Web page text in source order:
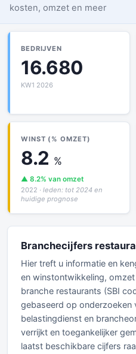
kosten, omzet en meer
BEDRIJVEN
16.680
KW1 2026
WINST (% OMZET)
8.2 %
▲ 8.2% van omzet
2022 · leden: tot 2024 en
huidige prognose
Branchecijfers
Hier treft u informatie en
en winstontwikkeling,
branche restaurants (SBI
gebaseerd op onderzoeken
belastingdienst en
verrijkt en toegankelijker
laatst beschikbare cijfers